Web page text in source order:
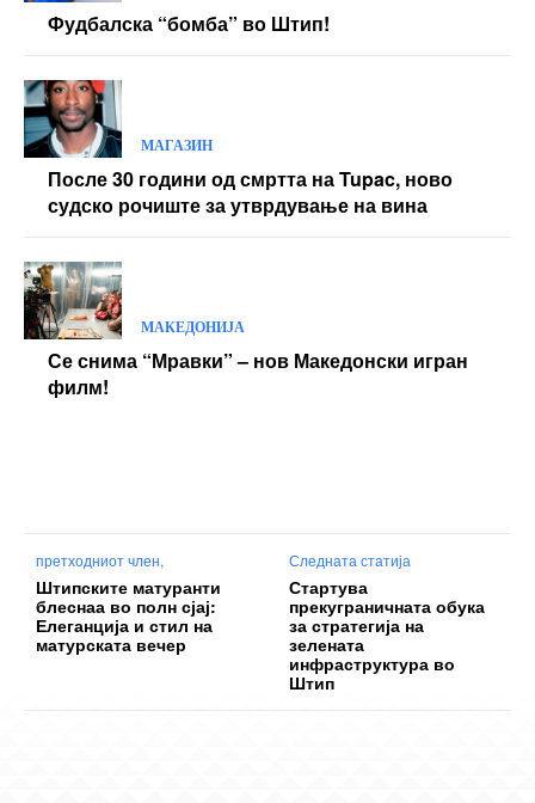
Фудбалска “бомба” во Штип!
МАГАЗИН
После 30 години од смртта на Tupac, ново
судско рочиште за утврдување на вина
МАКЕДОНИЈА
Се снима “Мравки” – нов Македонски игран
филм!
претходниот член,
Штипските матуранти
блеснаа во полн сјај:
Елеганција и стил на
матурската вечер
Следната статија
Стартува
прекуграничната обука
за стратегија на
зелената
инфраструктура во
Штип